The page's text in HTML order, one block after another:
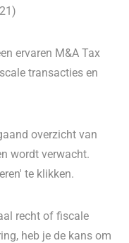
ervaren M&A Tax
transacties en
overzicht van
wordt verwacht.
te klikken.
recht of fiscale
heb je de kans om